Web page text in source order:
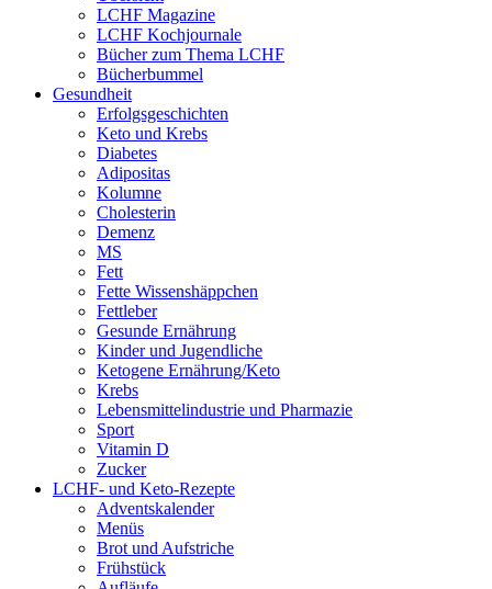
LCHF Magazine
LCHF Kochjournale
Bücher zum Thema LCHF
Bücherbummel
Gesundheit
Erfolgsgeschichten
Keto und Krebs
Diabetes
Adipositas
Kolumne
Cholesterin
Demenz
MS
Fett
Fette Wissenshäppchen
Fettleber
Gesunde Ernährung
Kinder und Jugendliche
Ketogene Ernährung/Keto
Krebs
Lebensmittelindustrie und Pharmazie
Sport
Vitamin D
Zucker
LCHF- und Keto-Rezepte
Adventskalender
Menüs
Brot und Aufstriche
Frühstück